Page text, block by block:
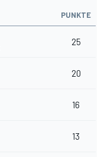
PUNKTE
25
20
16
13